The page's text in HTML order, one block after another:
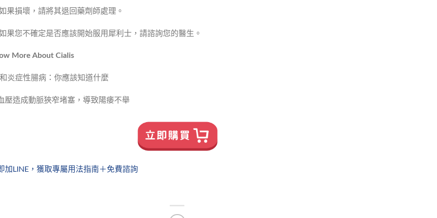
果損壞，請將其退回藥劑師處理。
果您不確定是否應該開始服用犀利士，請諮詢您的醫生。
More About Cialis
和炎症性腸病：你應該知道什麼
壓造成動脈狹窄堵塞，導致陽痿不舉
加LINE，獲取專屬用法指南＋免費諮詢